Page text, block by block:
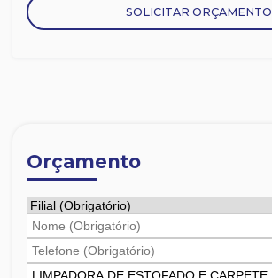
SOLICITAR ORÇAMENTO
Orçamento